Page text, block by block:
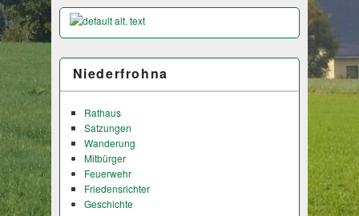
Niederfrohna
Rathaus
Satzungen
Wanderung
Mitbürger
Feuerwehr
Friedensrichter
Geschichte